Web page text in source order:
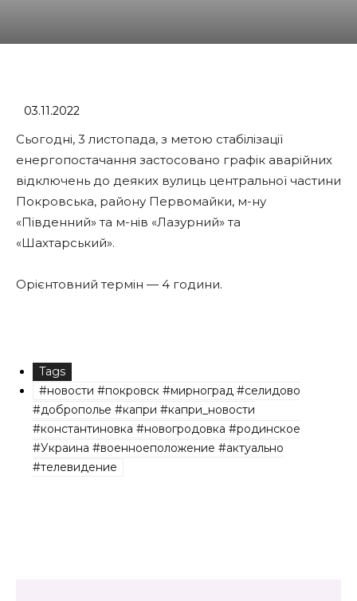
03.11.2022
Сьогодні, 3 листопада, з метою стабілізації
енергопостачання застосовано графік аварійних
відключень до деяких вулиць центральної частини
Покровська, району Первомайки, м-ну
«Південний» та м-нів «Лазурний» та
«Шахтарський».
Орієнтовний термін — 4 години.
Tags
#новости #покровск #мирноград #селидово
#доброполье #капри #капри_новости
#константиновка #новогродовка #родинское
#Украина #военноеположение #актуально
#телевидение